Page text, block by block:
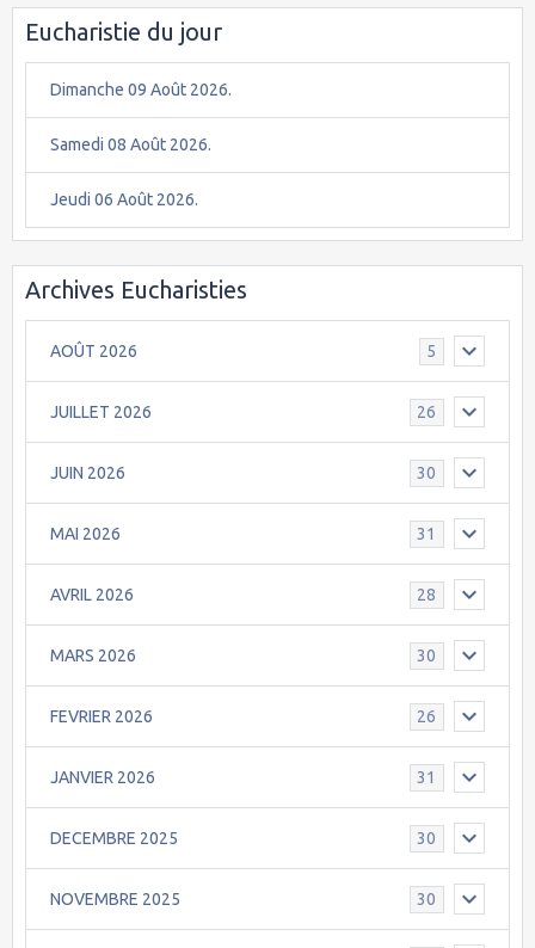
Eucharistie du jour
Dimanche 09 Août 2026.
Samedi 08 Août 2026.
Jeudi 06 Août 2026.
Archives Eucharisties
AOÛT 2026 5
JUILLET 2026 26
JUIN 2026 30
MAI 2026 31
AVRIL 2026 28
MARS 2026 30
FEVRIER 2026 26
JANVIER 2026 31
DECEMBRE 2025 30
NOVEMBRE 2025 30